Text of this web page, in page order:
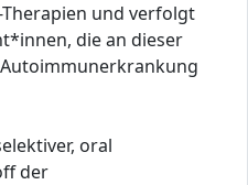
und verfolgt
die an dieser
oral
der